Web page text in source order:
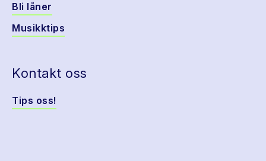
Bli låner
Musikktips
Kontakt oss
Tips oss!